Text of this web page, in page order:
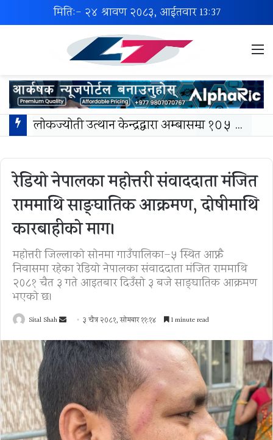
मिति:- २४ श्रावण २०८३, आईतवार13:37
लोकज्योती उत्थान केन्द्रद्वारा अम्बासमा १०५ विपन्न विद्यार्थीलाई शैक्षिक तथा खेलकुद सामग्री वितरण
रेडियो नेपालका महोत्तरी संवाददाता मंजित
राममाथि साङ्घातिक आक्रमण, दोषीमाथि
कारबाहीको माग।
महोत्तरी जिल्लाको सोनमा गाउँपालिका–५ स्थित आफ्नै
निवासमा रहेका रेडियो नेपालका संवाददाता मंजित राममाथि
२०८१ चैत ३ गते आइतबार दिउँसो ३ बजे साङ्घातिक आक्रमण
भएको छ।
Sital Shah
Send
email
३ चैत्र २०८१, सोमबार ११:१४ 1 minute read